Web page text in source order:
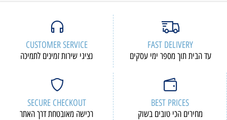
FAST DELIVERY
עד הבית תוך מספר ימי עסקים
CUSTOMER SERVICE
נציגי שירות זמינים לתמיכה
BEST PRICES
מחירים הכי טובים בשוק
SECURE CHECKOUT
רכישה מאובטחת דרך האתר